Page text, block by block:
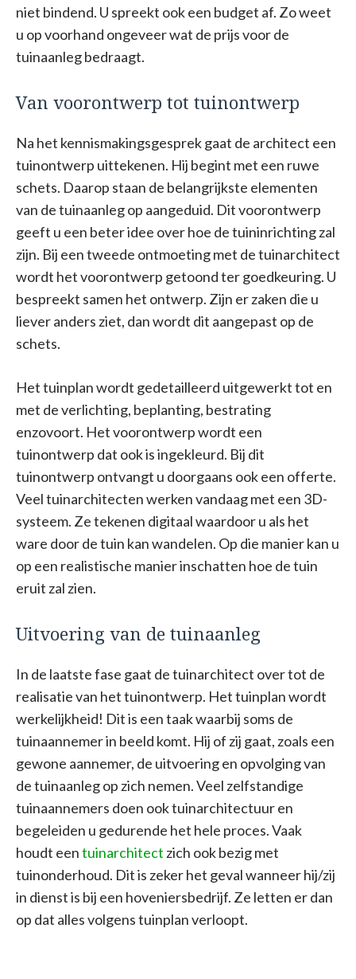
niet bindend. U spreekt ook een budget af. Zo weet
u op voorhand ongeveer wat de prijs voor de
tuinaanleg bedraagt.
Van voorontwerp tot tuinontwerp
Na het kennismakingsgesprek gaat de architect een
tuinontwerp uittekenen. Hij begint met een ruwe
schets. Daarop staan de belangrijkste elementen
van de tuinaanleg op aangeduid. Dit voorontwerp
geeft u een beter idee over hoe de tuininrichting zal
zijn. Bij een tweede ontmoeting met de tuinarchitect
wordt het voorontwerp getoond ter goedkeuring. U
bespreekt samen het ontwerp. Zijn er zaken die u
liever anders ziet, dan wordt dit aangepast op de
schets.
Het tuinplan wordt gedetailleerd uitgewerkt tot en
met de verlichting, beplanting, bestrating
enzovoort. Het voorontwerp wordt een
tuinontwerp dat ook is ingekleurd. Bij dit
tuinontwerp ontvangt u doorgaans ook een offerte.
Veel tuinarchitecten werken vandaag met een 3D-
systeem. Ze tekenen digitaal waardoor u als het
ware door de tuin kan wandelen. Op die manier kan u
op een realistische manier inschatten hoe de tuin
eruit zal zien.
Uitvoering van de tuinaanleg
In de laatste fase gaat de tuinarchitect over tot de
realisatie van het tuinontwerp. Het tuinplan wordt
werkelijkheid! Dit is een taak waarbij soms de
tuinaannemer in beeld komt. Hij of zij gaat, zoals een
gewone aannemer, de uitvoering en opvolging van
de tuinaanleg op zich nemen. Veel zelfstandige
tuinaannemers doen ook tuinarchitectuur en
begeleiden u gedurende het hele proces. Vaak
houdt eentuinarchitect zich ook bezig met
tuinonderhoud. Dit is zeker het geval wanneer hij/zij
in dienst is bij een hoveniersbedrijf. Ze letten er dan
op dat alles volgens tuinplan verloopt.